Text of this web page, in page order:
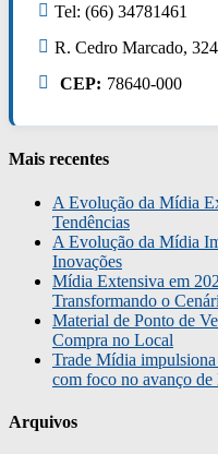
Tel: (66) 34781461
R. Cedro Marcado,
CEP: 78640-000
Mais recentes
A Evolução da Mídia
Tendências
A Evolução da Mídia
Inovações
Mídia Extensiva em
Transformando o
Material de Ponto de
Compra no Local
Trade Mídia
com foco no avanço de
Arquivos